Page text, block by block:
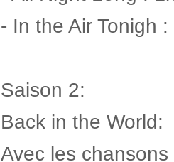
- In the Air Tonigh
Saison 2:
Back in the World:
Avec les